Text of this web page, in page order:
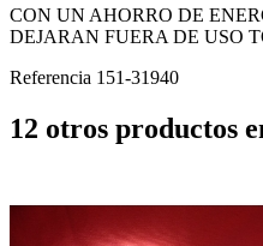
CON UN AHORRO DE
DEJARAN FUERA DE USO
Referencia 151-31940
12 otros productos